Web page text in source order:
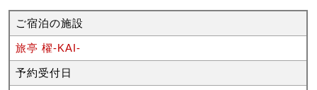
ご宿泊の施設
旅亭 櫂‐KAI‐
予約受付日